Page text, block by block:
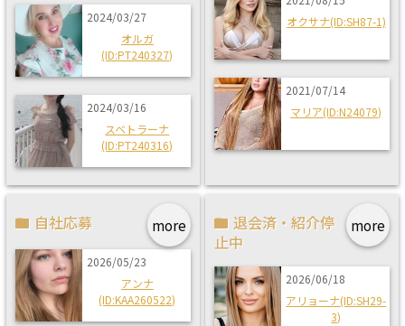
2024/03/27
オルガ
(ID:PT240327)
2024/03/16
スベトラーナ
(ID:PT240316)
オクサナ(ID:SH87-1)
2021/07/14
マリア(ID:N24079)
more
自社応募
2026/05/23
アンナ
(ID:KAA260522)
more
退会済・紹介停
止中
2026/06/18
アリョーナ(ID:SH29-
3)